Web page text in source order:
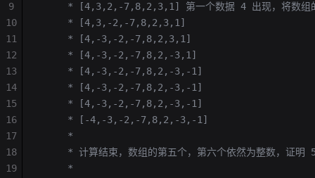
* [4,3,2,-7,8,2,3,1] 第一个数据 4 出现，将数组
     * [4,3,-2,-7,8,2,3,1]
     * [4,-3,-2,-7,8,2,3,1]
     * [4,-3,-2,-7,8,2,-3,1]
     * [4,-3,-2,-7,8,2,-3,-1]
     * [4,-3,-2,-7,8,2,-3,-1]
     * [4,-3,-2,-7,8,2,-3,-1]
     * [-4,-3,-2,-7,8,2,-3,-1]
     *
* 计算结束，数组的第五个，第六个依然为整数，证明
     *
9
10
11
12
13
14
15
16
17
18
19